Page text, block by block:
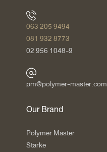
063 205 9494
081 932 8773
02 956 1048-9
pm@polymer-master.com
Our Brand
Polymer Master
Starke